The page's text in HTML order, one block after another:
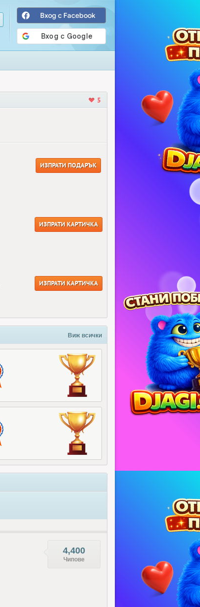
Вход с Facebook
5
ИЗПРАТИ ПОДАРЪК
ИЗПРАТИ КАРТИЧКА
ИЗПРАТИ КАРТИЧКА
Виж всички
4,400
Чипове